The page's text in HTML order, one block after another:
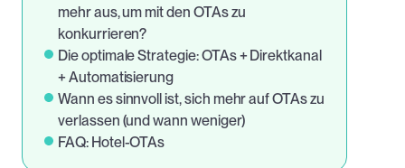
mehr aus, um mit den OTAs zu
konkurrieren?
Die optimale Strategie: OTAs + Direktkanal
+ Automatisierung
Wann es sinnvoll ist, sich mehr auf OTAs zu
verlassen (und wann weniger)
FAQ: Hotel-OTAs